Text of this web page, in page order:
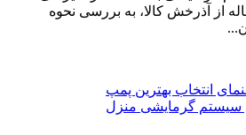
از آذرخش کالا، به بررسی نحوه